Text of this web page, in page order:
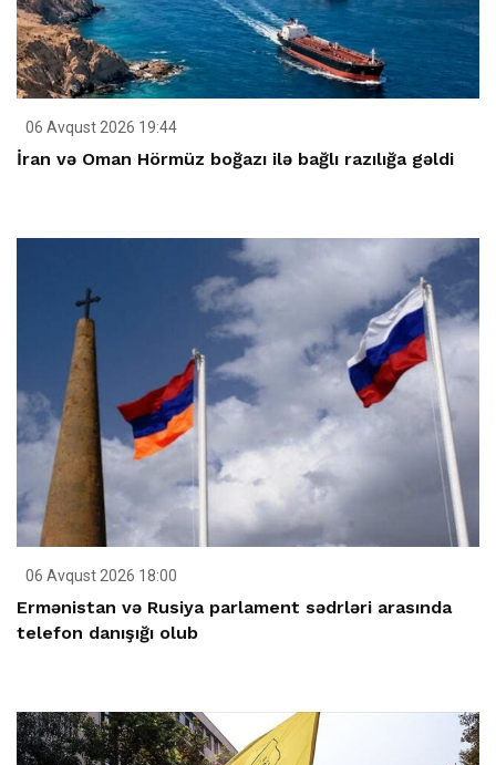
06 Avqust 2026 19:44
İran və Oman Hörmüz boğazı ilə bağlı razılığa gəldi
06 Avqust 2026 18:00
Ermənistan və Rusiya parlament sədrləri arasında
telefon danışığı olub